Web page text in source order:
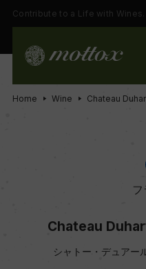
Contribute to a Life with Wines.
Home Wine Chateau
Chateau
シャトー・デュアー